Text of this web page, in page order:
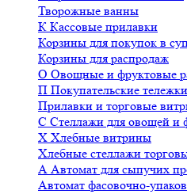
Творожные ванны
К Кассовые прилавки
Корзины для покупок в
Корзины для распродаж
О Овощные и фруктовые
П Покупательские тележки
Прилавки и торговые
С Стеллажи для овощей и
Х Хлебные витрины
Хлебные стеллажи
А Автомат для сыпучих
Автомат фасовочно-